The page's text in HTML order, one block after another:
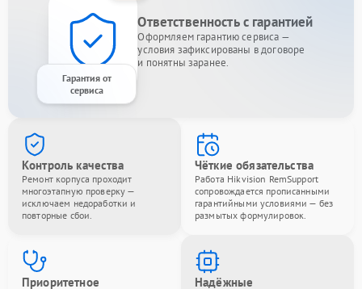
Гарантия от
сервиса
Ответственность с гарантией
Оформляем гарантию сервиса —
условия зафиксированы в договоре
и понятны заранее.
Контроль качества
Ремонт корпуса проходит
многоэтапную проверку —
исключаем недоработки и
повторные сбои.
Чёткие обязательства
Работа Hikvision RemSupport
сопровождается прописанными
гарантийными условиями — без
размытых формулировок.
Приоритетное
Надёжные